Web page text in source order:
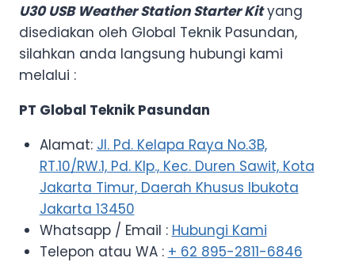
U30 USB Weather Station Starter Kityang
disediakan oleh Global Teknik Pasundan,
silahkan anda langsung hubungi kami
melalui :
PT Global Teknik Pasundan
Alamat: Jl. Pd. Kelapa Raya No.3B,
RT.10/RW.1, Pd. Klp., Kec. Duren Sawit, Kota
Jakarta Timur, Daerah Khusus Ibukota
Jakarta 13450
Whatsapp / Email : Hubungi Kami
Telepon atau WA : + 62 895-2811-6846